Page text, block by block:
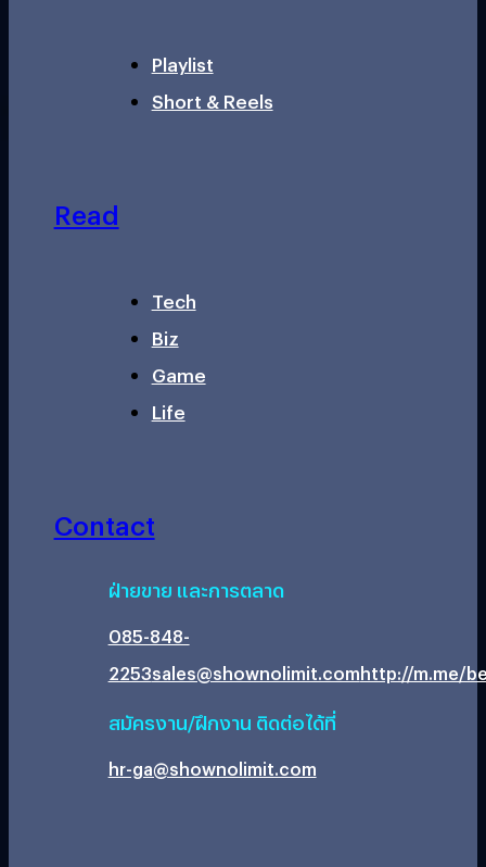
Playlist
Short & Reels
Read
Tech
Biz
Game
Life
Contact
ฝ่ายขาย และการตลาด
085-848-
2253sales@shownolimit.comhttp://m.me/
สมัครงาน/ฝึกงาน ติดต่อได้ที่
hr-ga@shownolimit.com